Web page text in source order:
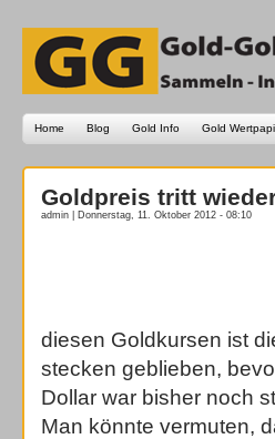
Home Blog Gold Info Gold
Goldpreis tritt
admin | Donnerstag, 11. Oktober 2012 - 08:10
diesen Goldkursen ist
stecken geblieben,
Dollar war bisher noch
Man könnte vermuten,